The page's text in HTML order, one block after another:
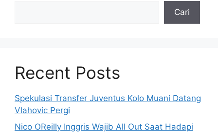
Cari
Recent Posts
Spekulasi Transfer Juventus Kolo Muani Datang
Vlahovic Pergi
Nico OReilly Inggris Wajib All Out Saat Hadapi